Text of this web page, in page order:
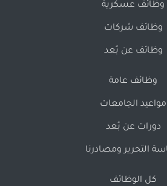
وظائف عسكرية
وظائف شركات
وظائف عن بُعد
وظائف عامة
مواعيد الجامعات
دورات عن بُعد
التحرير ومصادرنا
كل الوظائف